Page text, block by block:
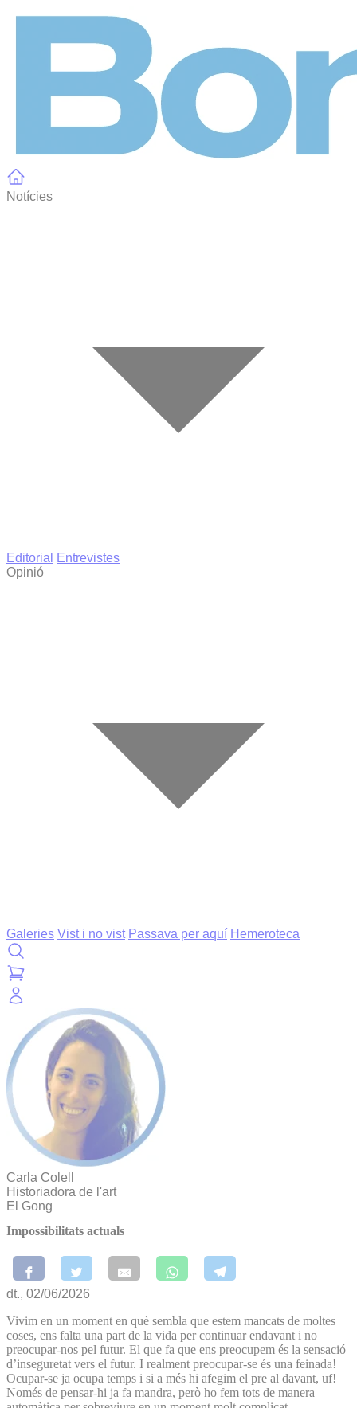
Notícies
Editorial
Entrevistes
Opinió
Galeries Vist i no vist Passava per aquí Hemeroteca
Carla Colell
Historiadora de l'art
El Gong
Impossibilitats actuals
dt., 02/06/2026
Vivim en un moment en què sembla que estem mancats de moltes
coses, ens falta una part de la vida per continuar endavant i no
preocupar-nos pel futur. El que fa que ens preocupem és la sensació
d’inseguretat vers el futur. I realment preocupar-se és una feinada!
Ocupar-se ja ocupa temps i si a més hi afegim el pre al davant, uf!
Només de pensar-hi ja fa mandra, però ho fem tots de manera